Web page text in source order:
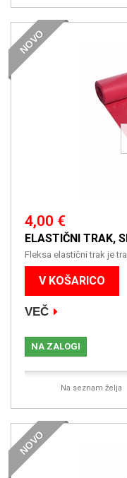
NOVO
4,00 €
ELASTIČNI TRAK,
Fleksa elastični trak je
V KOŠARICO
VEČ
NA ZALOGI
Na seznam želja
NOVO